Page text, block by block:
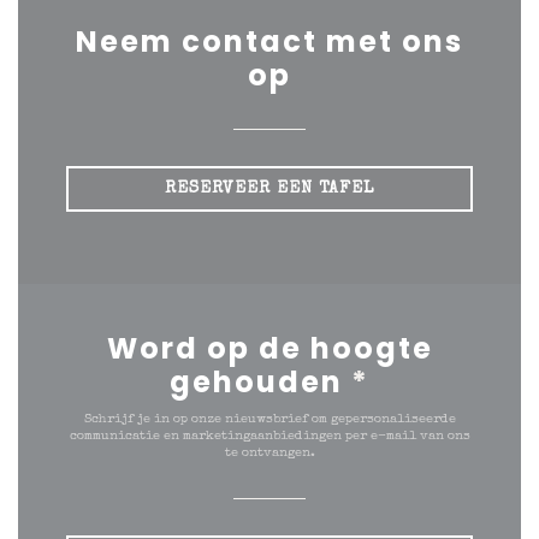
Neem contact met ons
op
RESERVEER EEN TAFEL
Word op de hoogte
gehouden *
Schrijf je in op onze nieuwsbrief om gepersonaliseerde
communicatie en marketingaanbiedingen per e-mail van ons
te ontvangen.